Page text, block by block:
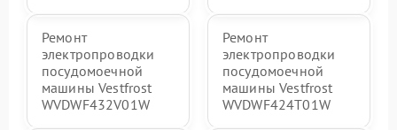
Ремонт
электропроводки
посудомоечной
машины Vestfrost
WVDWF432V01W
Ремонт
электропроводки
посудомоечной
машины Vestfrost
WVDWF424T01W